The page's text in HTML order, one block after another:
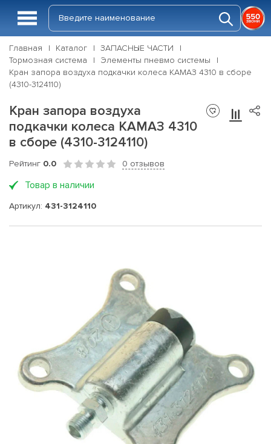
Главная Каталог
ЗАПАСНЫЕ ЧАСТИ
Тормозная система
Элементы пневмо системы
Кран запора воздуха подкачки колеса КАМАЗ 4310 в сборе
(4310-3124110)
Кран запора воздуха
подкачки колеса КАМАЗ 4310
в сборе (4310-3124110)
Рейтинг 0.0 0 отзывов
Товар в наличии
Артикул: 431-3124110